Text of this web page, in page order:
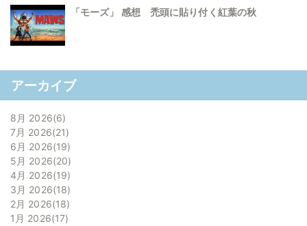
「モーズ」 感想 禿頭に貼り付く紅葉の秋
アーカイブ
8月 2026 6
7月 2026 21
6月 2026 19
5月 2026 20
4月 2026 19
3月 2026 18
2月 2026 18
1月 2026 17